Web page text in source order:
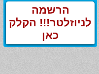
הרשמה
לניוזלטר!!! הקלק
כאן